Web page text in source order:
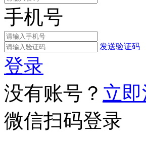
手机号
发送验证码
登录
没有账号？ 立
微信扫码登录